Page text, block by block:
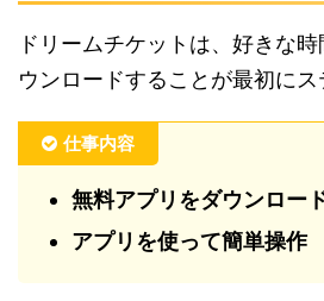
ドリームチケットは、好きな
ウンロードすることが最初にス
仕事内容
無料アプリをダウンロー
アプリを使って簡単操作